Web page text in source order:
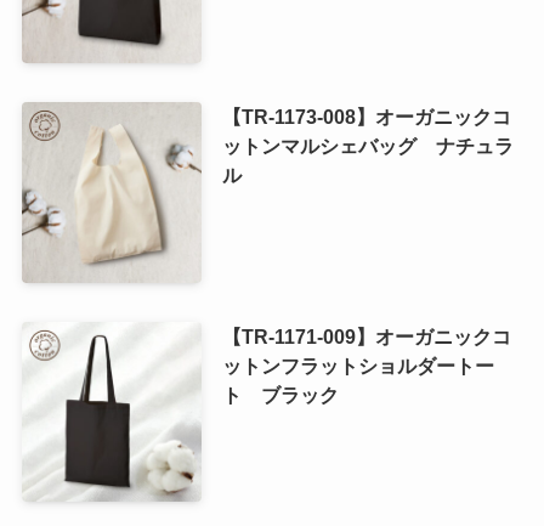
【TR-1173-008】オーガニックコ
ットンマルシェバッグ ナチュラ
ル
【TR-1171-009】オーガニックコ
ットンフラットショルダートー
ト ブラック